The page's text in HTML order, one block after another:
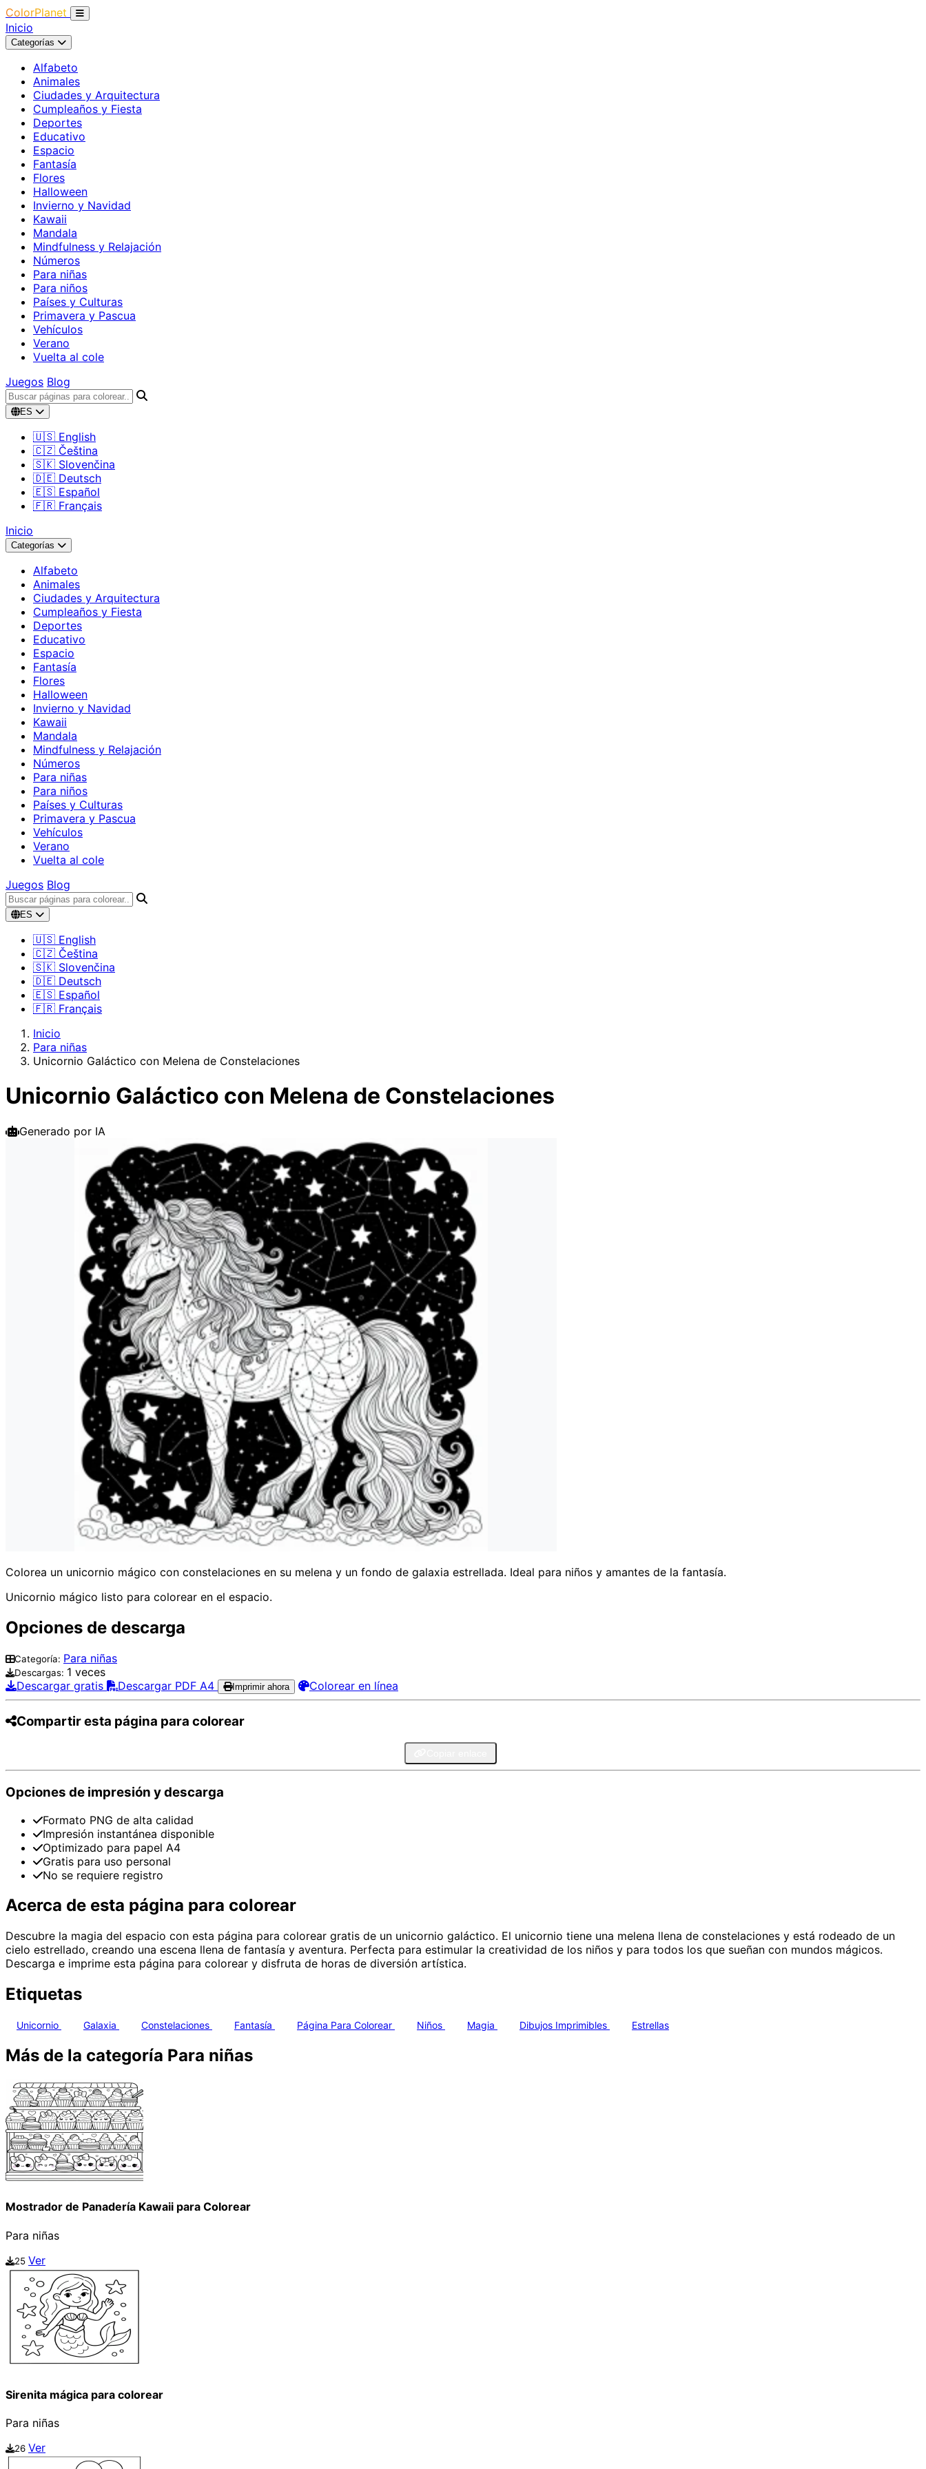
ColorPlanet
Inicio
Categorías
Alfabeto
Animales
Ciudades y Arquitectura
Cumpleaños y Fiesta
Deportes
Educativo
Espacio
Fantasía
Flores
Halloween
Invierno y Navidad
Kawaii
Mandala
Mindfulness y Relajación
Números
Para niñas
Para niños
Países y Culturas
Primavera y Pascua
Vehículos
Verano
Vuelta al cole
Juegos Blog
ES
🇺🇸 English
🇨🇿 Čeština
🇸🇰 Slovenčina
🇩🇪 Deutsch
🇪🇸 Español
🇫🇷 Français
Inicio
Categorías
Alfabeto
Animales
Ciudades y Arquitectura
Cumpleaños y Fiesta
Deportes
Educativo
Espacio
Fantasía
Flores
Halloween
Invierno y Navidad
Kawaii
Mandala
Mindfulness y Relajación
Números
Para niñas
Para niños
Países y Culturas
Primavera y Pascua
Vehículos
Verano
Vuelta al cole
Juegos Blog
ES
🇺🇸 English
🇨🇿 Čeština
🇸🇰 Slovenčina
🇩🇪 Deutsch
🇪🇸 Español
🇫🇷 Français
Inicio
Para niñas
Unicornio Galáctico con Melena de Constelaciones
Unicornio Galáctico con Melena de Constelaciones
Generado por IA
Colorea un unicornio mágico con constelaciones en su melena y un fondo de galaxia estrellada. Ideal para niños y amantes de la fantasía.
Unicornio mágico listo para colorear en el espacio.
Opciones de descarga
Categoría: Para niñas
Descargas: 1 veces
Descargar gratis
Descargar PDF A4 Imprimir ahora Colorear en línea
Compartir esta página para colorear
Opciones de impresión y descarga
Formato PNG de alta calidad
Impresión instantánea disponible
Optimizado para papel A4
Gratis para uso personal
No se requiere registro
Acerca de esta página para colorear
Descubre la magia del espacio con esta página para colorear gratis de un unicornio galáctico. El unicornio tiene una melena llena de constelaciones y está rodeado de un
cielo estrellado, creando una escena llena de fantasía y aventura. Perfecta para estimular la creatividad de los niños y para todos los que sueñan con mundos mágicos.
Descarga e imprime esta página para colorear y disfruta de horas de diversión artística.
Etiquetas
Unicornio Galaxia Constelaciones Fantasía Página Para Colorear Niños Magia Dibujos Imprimibles Estrellas
Más de la categoría Para niñas
Mostrador de Panadería Kawaii para Colorear
Para niñas
25 Ver
Sirenita mágica para colorear
Para niñas
26 Ver